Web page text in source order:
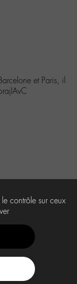
et Paris, il
contrôle sur ceux